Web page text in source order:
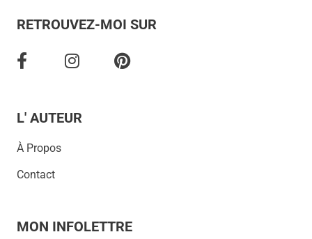
RETROUVEZ-MOI SUR
L' AUTEUR
À Propos
Contact
MON INFOLETTRE